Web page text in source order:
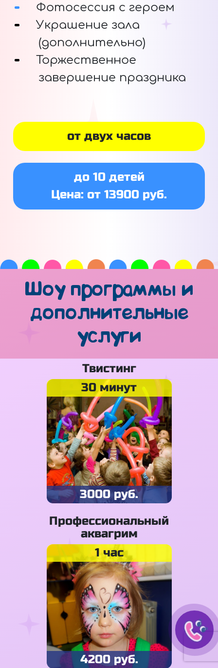
Фотосессия с героем
Украшение зала
(дополнительно)
Торжественное
завершение праздника
от двух часов
до 10 детей
Цена: от 13900 руб.
Шоу программы и
дополнительные
услуги
Твистинг
30 минут
3000 руб.
Профессиональный
аквагрим
1 час
4200 руб.